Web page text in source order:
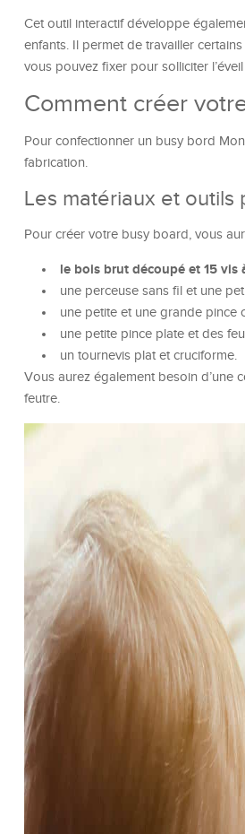
Cet outil interactif développe
enfants. Il permet de travailler
vous pouvez fixer pour solliciter
Comment créer
Pour confectionner un busy bord
fabrication.
Les matériaux et
Pour créer votre busy board, vous
le bois brut découpé et 15 vis
une perceuse sans fil et une
une petite et une grande pince
une petite pince plate et des
un tournevis plat et cruciforme.
Vous aurez également besoin d’une
feutre.